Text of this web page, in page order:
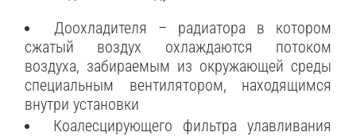
Доохладителя – радиатора в котором
сжатый воздух охлаждаются потоком
воздуха, забираемым из окружающей среды
специальным вентилятором, находящимся
внутри установки
Коалесцирующего фильтра улавливания